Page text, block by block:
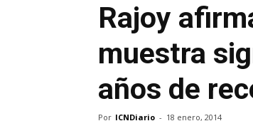
Rajoy
muestra
años de
Por ICNDiario - 18 enero, 2014